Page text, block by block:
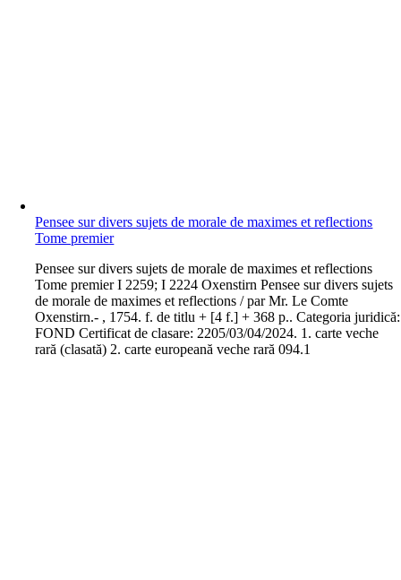
Pensee sur divers sujets de morale de maximes et reflections
Tome premier
Pensee sur divers sujets de morale de maximes et reflections
Tome premier I 2259; I 2224 Oxenstirn Pensee sur divers sujets
de morale de maximes et reflections / par Mr. Le Comte
Oxenstirn.- , 1754. f. de titlu + [4 f.] + 368 p.. Categoria juridică:
FOND Certificat de clasare: 2205/03/04/2024. 1. carte veche
rară (clasată) 2. carte europeană veche rară 094.1